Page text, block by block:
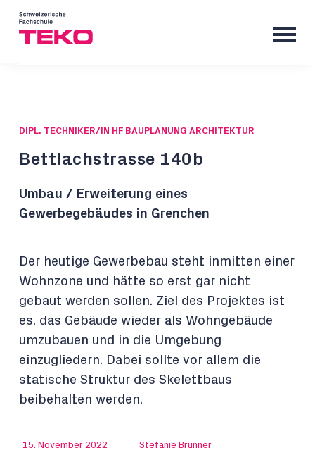
DIPL. TECHNIKER/IN HF BAUPLANUNG ARCHITEKTUR
Bettlachstrasse 140b
Umbau / Erweiterung eines
Gewerbegebäudes in Grenchen
Der heutige Gewerbebau steht inmitten einer
Wohnzone und hätte so erst gar nicht
gebaut werden sollen. Ziel des Projektes ist
es, das Gebäude wieder als Wohngebäude
umzubauen und in die Umgebung
einzugliedern. Dabei sollte vor allem die
statische Struktur des Skelettbaus
beibehalten werden.
15. November 2022 Stefanie Brunner